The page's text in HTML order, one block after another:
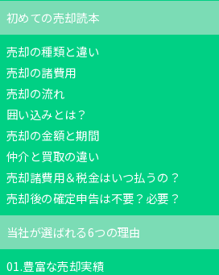
お客様の声
良くある質問
スタッフ紹介
お知らせ
初めの一歩個別相談会情報
不動産相続個別相談会情報
節税対策個別相談会情報
初めての売却読本
売却の種類と違い
売却の諸費用
売却の流れ
囲い込みとは？
売却の金額と期間
仲介と買取の違い
売却諸費用＆税金はいつ払うの？
売却後の確定申告は不要？必要？
当社が選ばれる6つの理由
01.豊富な売却実績